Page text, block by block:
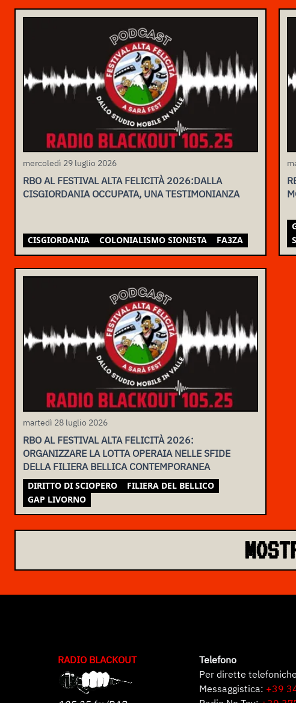
mercoledì 29 luglio 2026
RBO AL FESTIVAL ALTA FELICITÀ 2026:DALLA
CISGIORDANIA OCCUPATA, UNA TESTIMONIANZA
CISGIORDANIA COLONIALISMO SIONISTA FA3ZA
martedì 28 luglio 2026
RBO AL FESTIVAL ALTA FELICITÀ 2026:
ORGANIZZARE LA LOTTA OPERAIA NELLE SFIDE
DELLA FILIERA BELLICA CONTEMPORANEA
DIRITTO DI SCIOPERO
FILIERA DEL BELLICO
GAP LIVORNO
RADIO BLACKOUT
Telefono
Per dirette
Messaggistica: +39